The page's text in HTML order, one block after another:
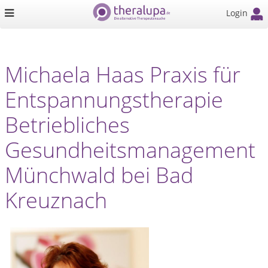
Login
Michaela Haas Praxis für
Entspannungstherapie
Betriebliches
Gesundheitsmanagement
Münchwald bei Bad
Kreuznach